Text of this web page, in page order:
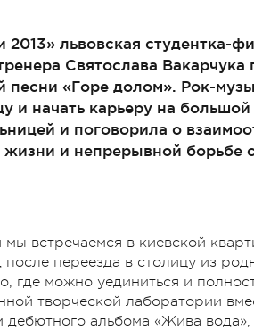
2013» львовская студентка-
Святослава
песни «Горе долом». Рок-
и начать карьеру на
и поговорила о
жизни и непрерывной борьбе
встречаемся в киевской
после переезда в столицу из
где можно уединиться и
творческой лаборатории
дебютного альбома «Жива